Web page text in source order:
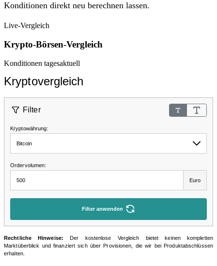
Konditionen direkt neu berechnen lassen.
Live-Vergleich
Krypto-Börsen-Vergleich
Konditionen tagesaktuell